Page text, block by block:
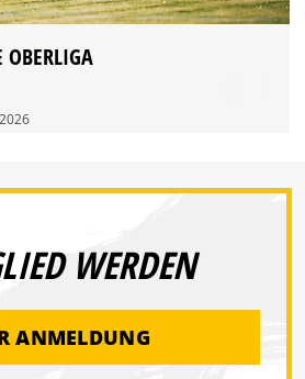
OBERLIGA
WERDEN
ANMELDUNG